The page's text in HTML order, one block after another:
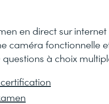
en direct sur
caméra fonctionnelle
à choix